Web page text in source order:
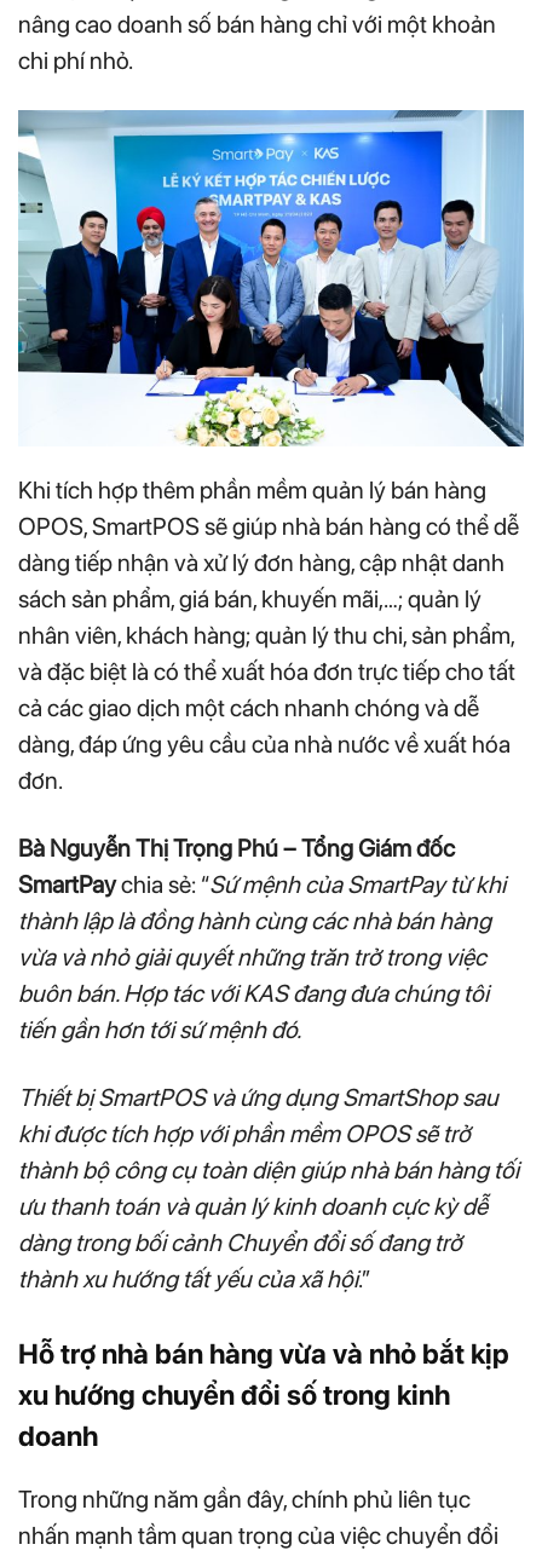
nâng cao doanh số bán hàng chỉ với một khoản
chi phí nhỏ.
Khi tích hợp thêm phần mềm quản lý bán hàng
OPOS, SmartPOS sẽ giúp nhà bán hàng có thể dễ
dàng tiếp nhận và xử lý đơn hàng, cập nhật danh
sách sản phẩm, giá bán, khuyến mãi,…; quản lý
nhân viên, khách hàng; quản lý thu chi, sản phẩm,
và đặc biệt là có thể xuất hóa đơn trực tiếp cho tất
cả các giao dịch một cách nhanh chóng và dễ
dàng, đáp ứng yêu cầu của nhà nước về xuất hóa
đơn.
Bà Nguyễn Thị Trọng Phú – Tổng Giám đốc
SmartPaychia sẻ: “Sứ mệnh của SmartPay từ khi
thành lập là đồng hành cùng các nhà bán hàng
vừa và nhỏ giải quyết những trăn trở trong việc
buôn bán. Hợp tác với KAS đang đưa chúng tôi
tiến gần hơn tới sứ mệnh đó.
Thiết bị SmartPOS và ứng dụng SmartShop sau
khi được tích hợp với phần mềm OPOS sẽ trở
thành bộ công cụ toàn diện giúp nhà bán hàng tối
ưu thanh toán và quản lý kinh doanh cực kỳ dễ
dàng trong bối cảnh Chuyển đổi số đang trở
thành xu hướng tất yếu của xã hội.”
Hỗ trợ nhà bán hàng vừa và nhỏ bắt kịp
xu hướng chuyển đổi số trong kinh
doanh
Trong những năm gần đây, chính phủ liên tục
nhấn mạnh tầm quan trọng của việc chuyển đổi